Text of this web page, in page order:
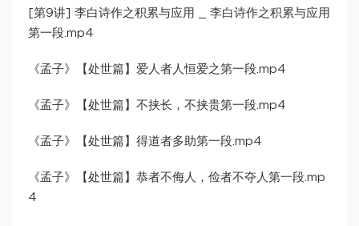
[第9讲] 李白诗作之积累与应用 _ 李白诗作之积累与应用
第一段.mp4
《孟子》【处世篇】爱人者人恒爱之第一段.mp4
《孟子》【处世篇】不挟长，不挟贵第一段.mp4
《孟子》【处世篇】得道者多助第一段.mp4
《孟子》【处世篇】恭者不侮人，俭者不夺人第一段.mp
4